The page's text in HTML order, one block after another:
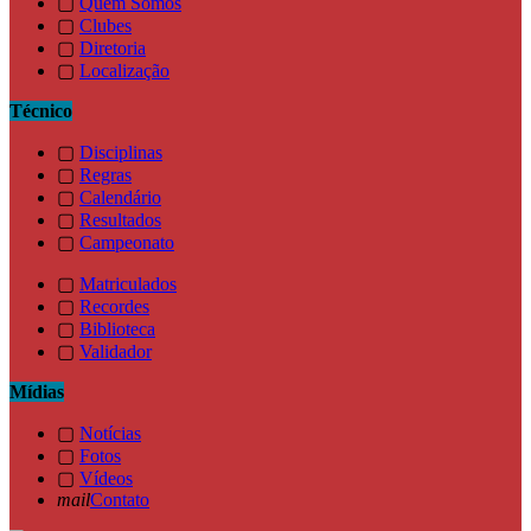
▢ Clubes
▢ Diretoria
▢ Localização
Técnico
▢ Disciplinas
▢ Regras
▢ Calendário
▢ Resultados
▢ Campeonato
▢ Matriculados
▢ Recordes
▢ Biblioteca
▢ Validador
Mídias
▢ Notícias
▢ Fotos
▢ Vídeos
mailContato